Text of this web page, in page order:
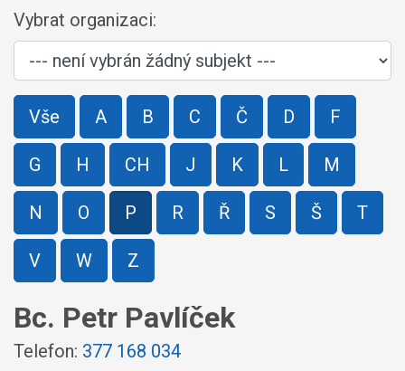
Vybrat organizaci:
Vše A B C Č D F
G H CH J K L M
N O P R Ř S Š T
V W Z
Bc. Petr Pavlíček
Telefon: 377 168 034